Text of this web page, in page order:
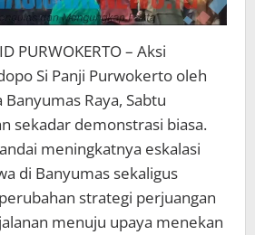
PURWOKERTO – Aksi
Si Panji Purwokerto oleh
Raya, Sabtu
sekadar demonstrasi biasa.
meningkatnya eskalasi
di Banyumas sekaligus
strategi perjuangan
menuju upaya menekan